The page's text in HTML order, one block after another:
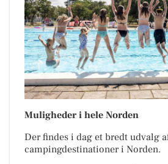
Muligheder i hele Norden
Der findes i dag et bredt udvalg
campingdestinationer i Norden.